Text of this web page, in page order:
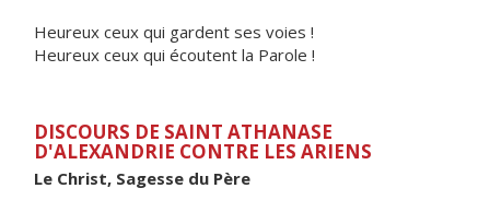
Heureux ceux qui gardent ses voies !
Heureux ceux qui écoutent la Parole !
DISCOURS DE SAINT ATHANASE
D'ALEXANDRIE CONTRE LES ARIENS
Le Christ, Sagesse du Père